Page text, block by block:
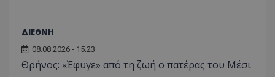
ΔΙΕΘΝΗ
08.08.2026 - 15:23
Θρήνος: «Έφυγε» από τη ζωή ο πατέρας του Μέσι